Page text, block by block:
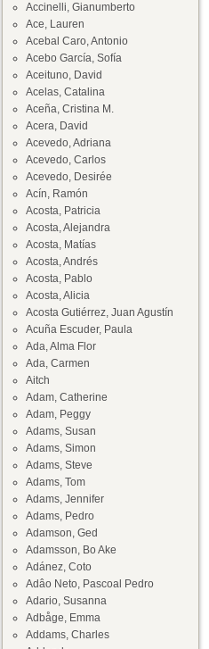
Accinelli, Gianumberto
Ace, Lauren
Acebal Caro, Antonio
Acebo García, Sofía
Aceituno, David
Acelas, Catalina
Aceña, Cristina M.
Acera, David
Acevedo, Adriana
Acevedo, Carlos
Acevedo, Desirée
Acín, Ramón
Acosta, Patricia
Acosta, Alejandra
Acosta, Matías
Acosta, Andrés
Acosta, Pablo
Acosta, Alicia
Acosta Gutiérrez, Juan Agustín
Acuña Escuder, Paula
Ada, Alma Flor
Ada, Carmen
Aitch
Adam, Catherine
Adam, Peggy
Adams, Susan
Adams, Simon
Adams, Steve
Adams, Tom
Adams, Jennifer
Adams, Pedro
Adamson, Ged
Adamsson, Bo Ake
Adánez, Coto
Adâo Neto, Pascoal Pedro
Adario, Susanna
Adbåge, Emma
Addams, Charles